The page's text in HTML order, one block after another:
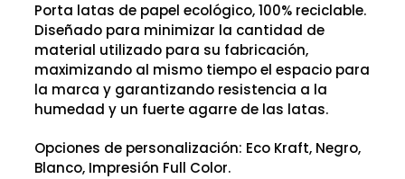
Porta latas de papel ecológico, 100% reciclable.
Diseñado para minimizar la cantidad de
material utilizado para su fabricación,
maximizando al mismo tiempo el espacio para
la marca y garantizando resistencia a la
humedad y un fuerte agarre de las latas.
Opciones de personalización: Eco Kraft, Negro,
Blanco, Impresión Full Color.